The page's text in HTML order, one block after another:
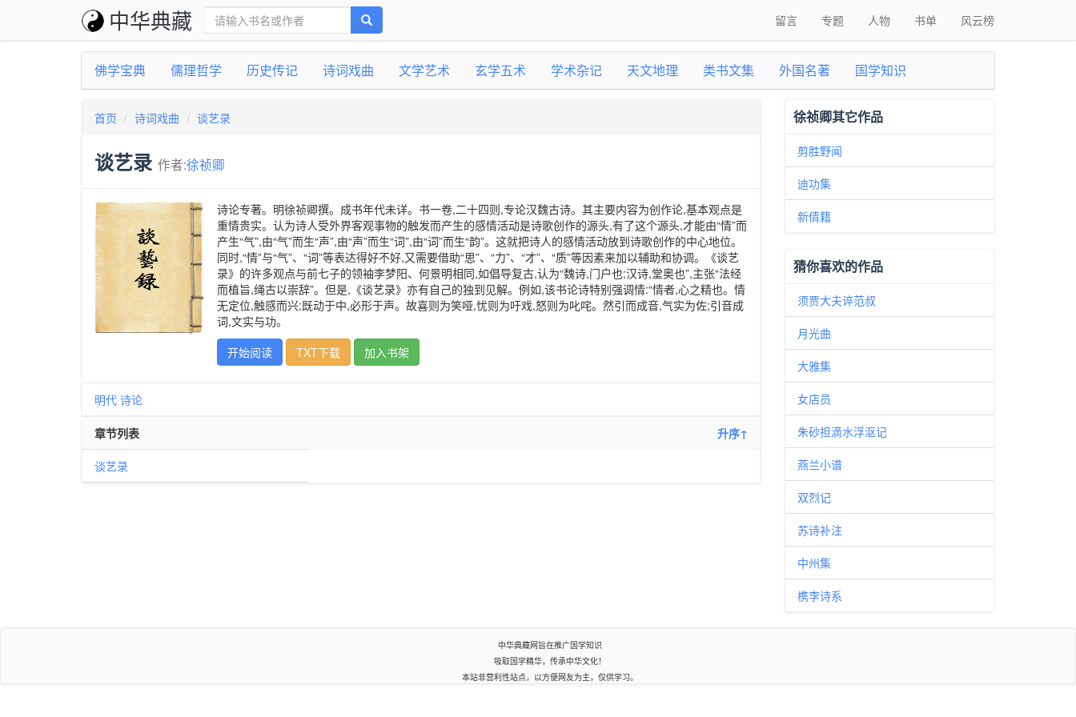
中华典藏 留言 专题 人物 书单 风云榜
佛学宝典 儒理哲学 历史传记 诗词戏曲 文学艺术 玄学五术 学术杂记 天文地理 类书文集 外国名著 国学知识
首页 诗词戏曲 谈艺录
谈艺录 作者:徐祯卿
诗论专著。明徐祯卿撰。成书年代未详。书一卷,二十四则,专论汉魏古诗。其主要内容为创作论,基本观点是
重情贵实。认为诗人受外界客观事物的触发而产生的感情活动是诗歌创作的源头,有了这个源头,才能由“情”而
产生“气”,由“气”而生“声”,由“声”而生“词”,由“词”而生“韵”。这就把诗人的感情活动放到诗歌创作的中心地位。
同时,“情”与“气”、“词”等表达得好不好,又需要借助“思”、“力”、“才”、“质”等因素来加以辅助和协调。《谈艺
录》的许多观点与前七子的领袖李梦阳、何景明相同,如倡导复古,认为“魏诗,门户也;汉诗,堂奥也”,主张“法经
而植旨,绳古以崇辞”。但是,《谈艺录》亦有自己的独到见解。例如,该书论诗特别强调情:“情者,心之精也。情
无定位,触感而兴;既动于中,必形于声。故喜则为笑哑,忧则为吁戏,怒则为叱咤。然引而成音,气实为佐;引音成
词,文实与功。
开始阅读
TXT下载 加入书架
明代 诗论
章节列表 升序↑
谈艺录
徐祯卿其它作品
剪胜野闻
迪功集
新倩籍
猜你喜欢的作品
须贾大夫谇范叔
月光曲
大雅集
女店员
朱砂担滴水浮沤记
燕兰小谱
双烈记
苏诗补注
中州集
槜李诗系
中华典藏网旨在推广国学知识
吸取国学精华，传承中华文化！
本站非营利性站点，以方便网友为主，仅供学习。